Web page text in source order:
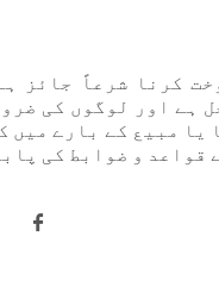
کرنا شرعاً جائز
ہے اور لوگوں کی
مبیع کے بارے میں
قواعد و ضوابط کی